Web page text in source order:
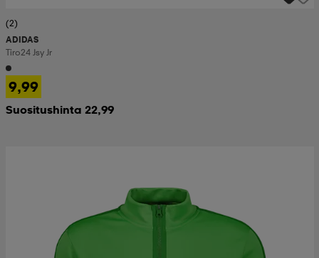
(2)
ADIDAS
Tiro24 Jsy Jr
9,99
Suositushinta 22,99